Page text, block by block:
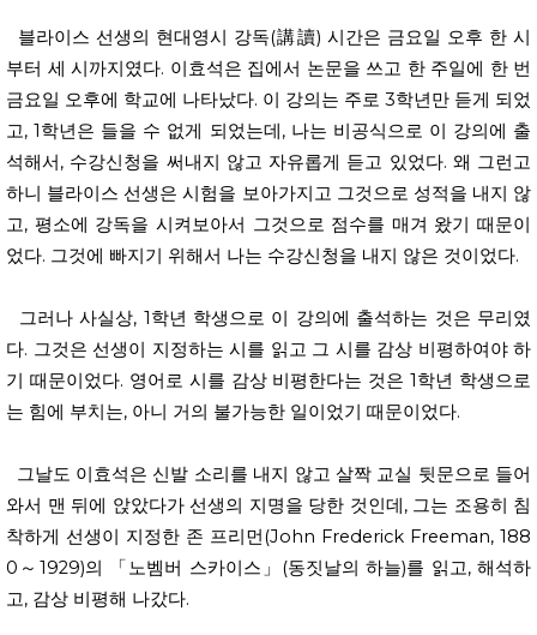
블라이스 선생의 현대영시 강독(講讀) 시간은 금요일 오후 한 시
부터 세 시까지였다. 이효석은 집에서 논문을 쓰고 한 주일에 한 번
금요일 오후에 학교에 나타났다. 이 강의는 주로 3학년만 듣게 되었
고, 1학년은 들을 수 없게 되었는데, 나는 비공식으로 이 강의에 출
석해서, 수강신청을 써내지 않고 자유롭게 듣고 있었다. 왜 그런고
하니 블라이스 선생은 시험을 보아가지고 그것으로 성적을 내지 않
고, 평소에 강독을 시켜보아서 그것으로 점수를 매겨 왔기 때문이
었다. 그것에 빠지기 위해서 나는 수강신청을 내지 않은 것이었다.
그러나 사실상, 1학년 학생으로 이 강의에 출석하는 것은 무리였
다. 그것은 선생이 지정하는 시를 읽고 그 시를 감상 비평하여야 하
기 때문이었다. 영어로 시를 감상 비평한다는 것은 1학년 학생으로
는 힘에 부치는, 아니 거의 불가능한 일이었기 때문이었다.
그날도 이효석은 신발 소리를 내지 않고 살짝 교실 뒷문으로 들어
와서 맨 뒤에 앉았다가 선생의 지명을 당한 것인데, 그는 조용히 침
착하게 선생이 지정한 존 프리먼(John Frederick Freeman, 188
0～1929)의 「노벰버 스카이스」(동짓날의 하늘)를 읽고, 해석하
고, 감상 비평해 나갔다.